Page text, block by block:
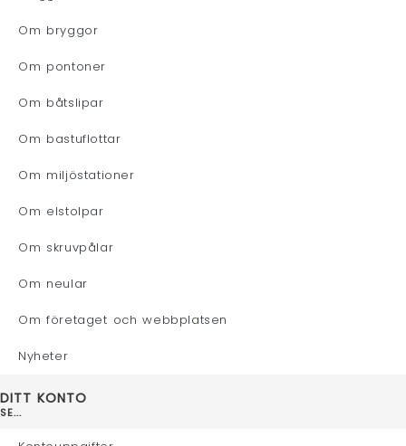
Om bryggor
Om pontoner
Om båtslipar
Om bastuflottar
Om miljöstationer
Om elstolpar
Om skruvpålar
Om neular
Om företaget och webbplatsen
Nyheter
DITT KONTO
SE...